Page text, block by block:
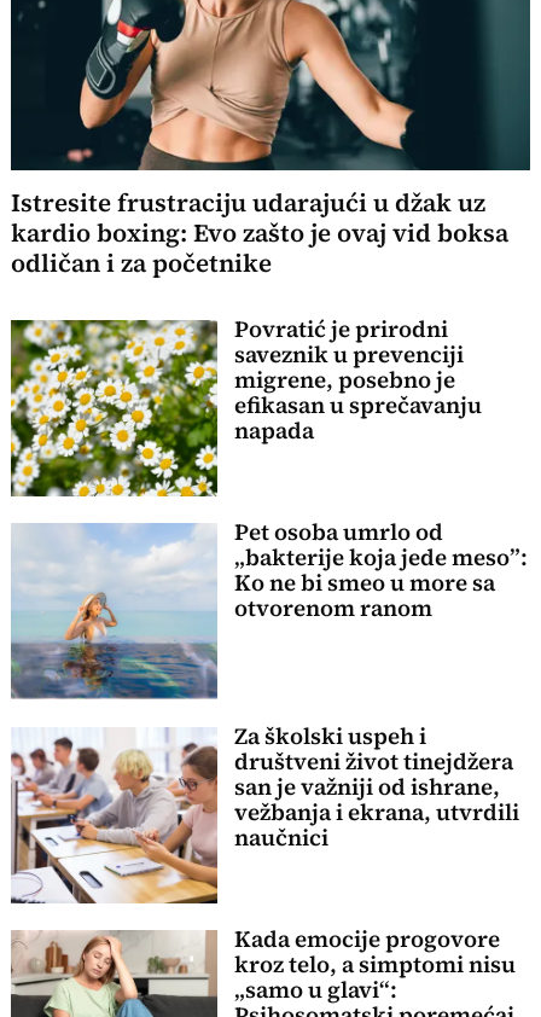
Istresite frustraciju udarajući u džak uz
kardio boxing: Evo zašto je ovaj vid boksa
odličan i za početnike
Povratić je prirodni
saveznik u prevenciji
migrene, posebno je
efikasan u sprečavanju
napada
Pet osoba umrlo od
„bakterije koja jede meso”:
Ko ne bi smeo u more sa
otvorenom ranom
Za školski uspeh i
društveni život tinejdžera
san je važniji od ishrane,
vežbanja i ekrana, utvrdili
naučnici
Kada emocije progovore
kroz telo, a simptomi nisu
„samo u glavi“: